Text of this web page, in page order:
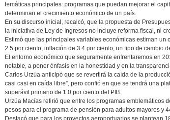
temáticas principales: programas que puedan mejorar el
determinan el crecimiento económico de un país.
En su discurso inicial, recalcó, que la propuesta de
la iniciativa de Ley de Ingresos no incluye reforma fiscal, ni
Estimó que las principales variables económicas estiman
2.5 por ciento, inflación de 3.4 por ciento, un tipo de cambio
El entorno económico que seguramente enfrentaremos en
notable, a poner énfasis en la honestidad y en la
Carlos Urzúa anticipó que se revertirá la caída de la
casi casi en caída libre”, pero confió en que se tendrá una
superávit primario de 1.0 por ciento del PIB.
Urzúa Macías refirió que entre los programas emblemáticos
pesos para el programa de pensión para adultos mayores y
Destacó que para los proyectos aeroportuarios se plantean